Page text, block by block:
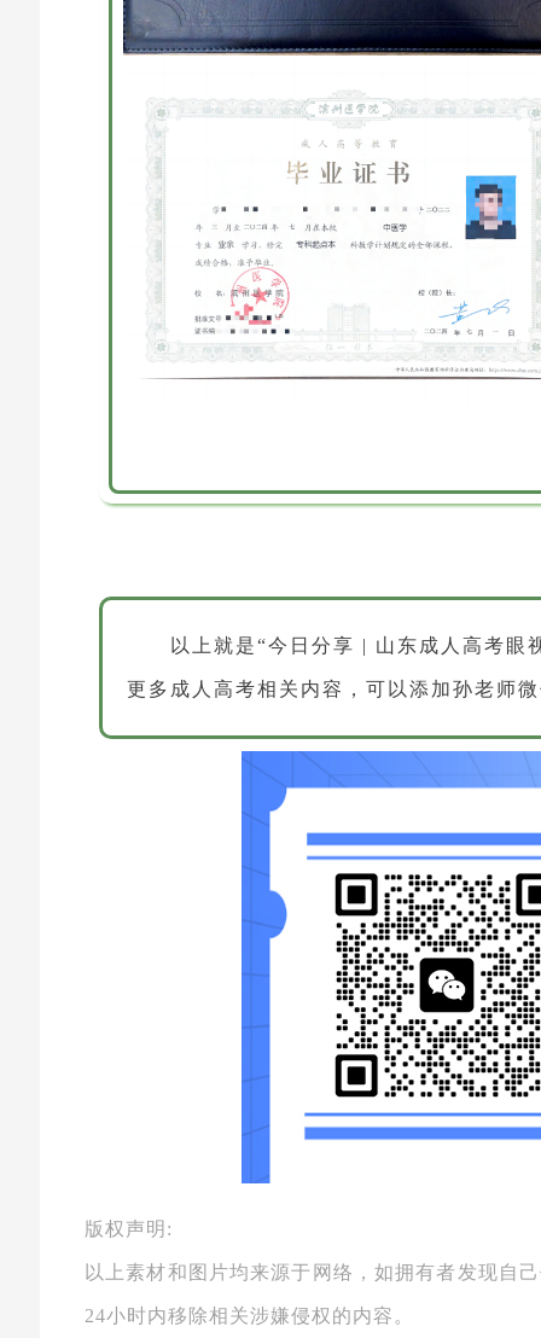
以上就是“今日分享 | 山东成人高考眼
更多成人高考相关内容，可以添加孙老师
版权声明:
以上素材和图片均来源于网络，如拥有者发现自
24小时内移除相关涉嫌侵权的内容。